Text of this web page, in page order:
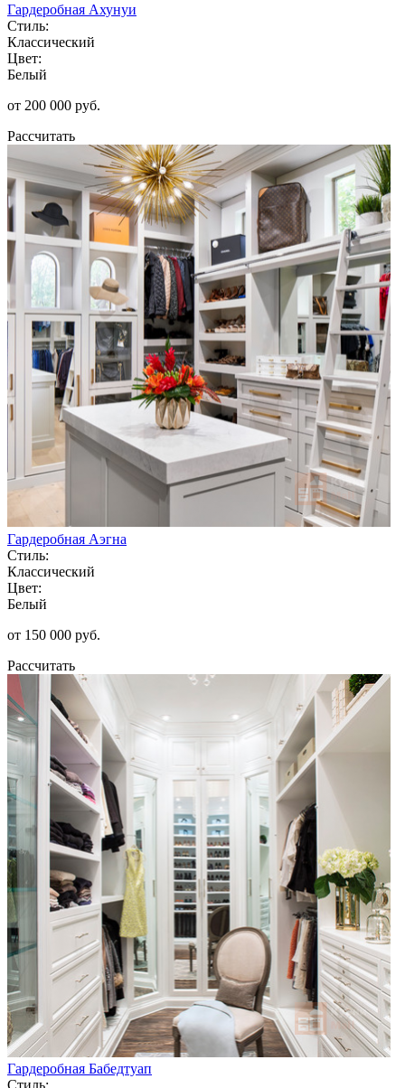
Гардеробная Ахунуи
Стиль:
Классический
Цвет:
Белый
от 200 000 руб.
Рассчитать
Гардеробная Аэгна
Стиль:
Классический
Цвет:
Белый
от 150 000 руб.
Рассчитать
Гардеробная Бабедтуап
Стиль: